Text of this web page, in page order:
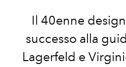
Il 40enne
successo alla
Lagerfeld e